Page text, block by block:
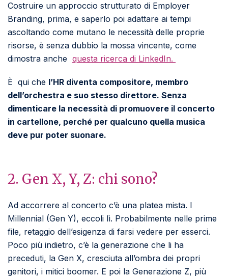
Costruire un approccio strutturato di Employer
Branding, prima, e saperlo poi adattare ai tempi
ascoltando come mutano le necessità delle proprie
risorse, è senza dubbio la mossa vincente, come
dimostra anche questa ricerca di LinkedIn.
È qui che l’HR diventa compositore, membro
dell’orchestra e suo stesso direttore. Senza
dimenticare la necessità di promuovere il concerto
in cartellone, perché per qualcuno quella musica
deve pur poter suonare.
2. Gen X, Y, Z: chi sono?
Ad accorrere al concerto c’è una platea mista. I
Millennial (Gen Y), eccoli lì. Probabilmente nelle prime
file, retaggio dell’esigenza di farsi vedere per esserci.
Poco più indietro, c’è la generazione che li ha
preceduti, la Gen X, cresciuta all’ombra dei propri
genitori, i mitici boomer. E poi la Generazione Z, più